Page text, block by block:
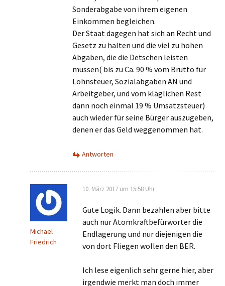
Sonderabgabe von ihrem eigenen
Einkommen begleichen.
Der Staat dagegen hat sich an Recht und
Gesetz zu halten und die viel zu hohen
Abgaben, die die Detschen leisten
müssen( bis zu Ca. 90 % vom Brutto für
Lohnsteuer, Sozialabgaben AN und
Arbeitgeber, und vom kläglichen Rest
dann noch einmal 19 % Umsatzsteuer)
auch wieder für seine Bürger auszugeben,
denen er das Geld weggenommen hat.
Antworten
Michael
Friedrich
10. März 2017 um 15:58 Uhr
Gute Logik. Dann bezahlen aber bitte
auch nur Atomkraftbefürworter die
Endlagerung und nur diejenigen die
von dort Fliegen wollen den BER.
Ich lese eigenlich sehr gerne hier, aber
irgendwie merkt man doch immer